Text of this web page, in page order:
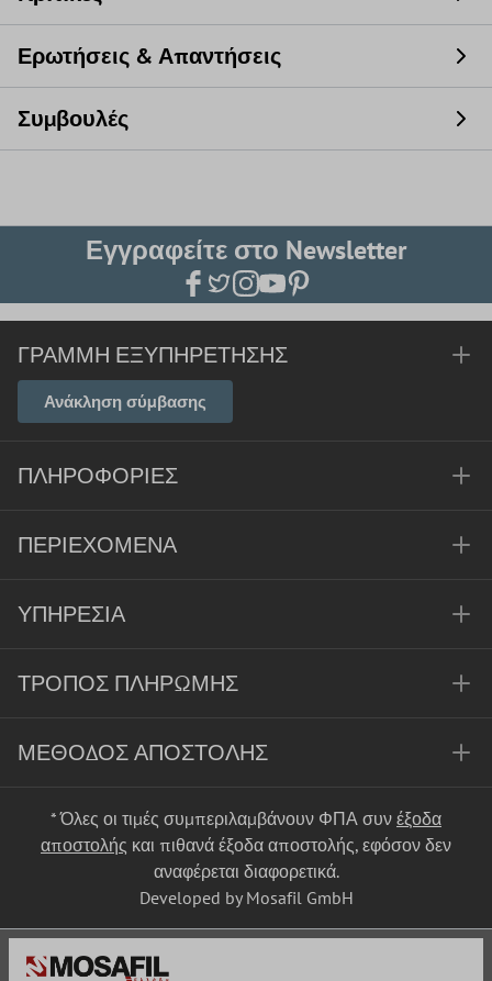
Ερωτήσεις & Απαντήσεις
Συμβουλές
Εγγραφείτε στο Newsletter
ΓΡΑΜΜΉ ΕΞΥΠΗΡΈΤΗΣΗΣ
Ανάκληση σύμβασης
ΠΛΗΡΟΦΟΡΊΕΣ
ΠΕΡΙΕΧΌΜΕΝΑ
ΥΠΗΡΕΣΊΑ
ΤΡΌΠΟΣ ΠΛΗΡΩΜΉΣ
ΜΈΘΟΔΟΣ ΑΠΟΣΤΟΛΉΣ
* Όλες οι τιμές συμπεριλαμβάνουν ΦΠΑ συν έξοδα
αποστολής και πιθανά έξοδα αποστολής, εφόσον δεν
αναφέρεται διαφορετικά.
Developed by Mosafil GmbH